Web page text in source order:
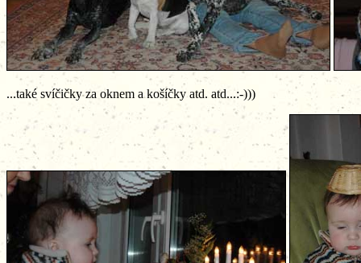
...také svíčičky za oknem a košíčky atd. atd...:-)))